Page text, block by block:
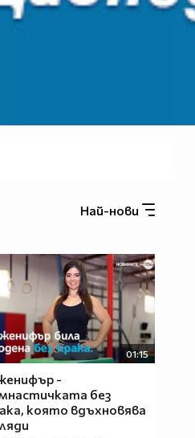
Най-нови
01:15
-
без
която вдъхновява